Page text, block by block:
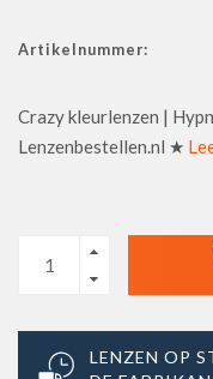
Artikelnummer:
Crazy kleurlenzen |
Lenzenbestellen.nl ★
LENZEN OP